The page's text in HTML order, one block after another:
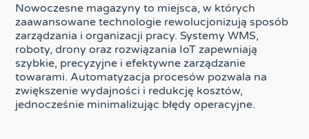
Nowoczesne magazyny to miejsca, w których
zaawansowane technologie rewolucjonizują sposób
zarządzania i organizacji pracy. Systemy WMS,
roboty, drony oraz rozwiązania IoT zapewniają
szybkie, precyzyjne i efektywne zarządzanie
towarami. Automatyzacja procesów pozwala na
zwiększenie wydajności i redukcję kosztów,
jednocześnie minimalizując błędy operacyjne.